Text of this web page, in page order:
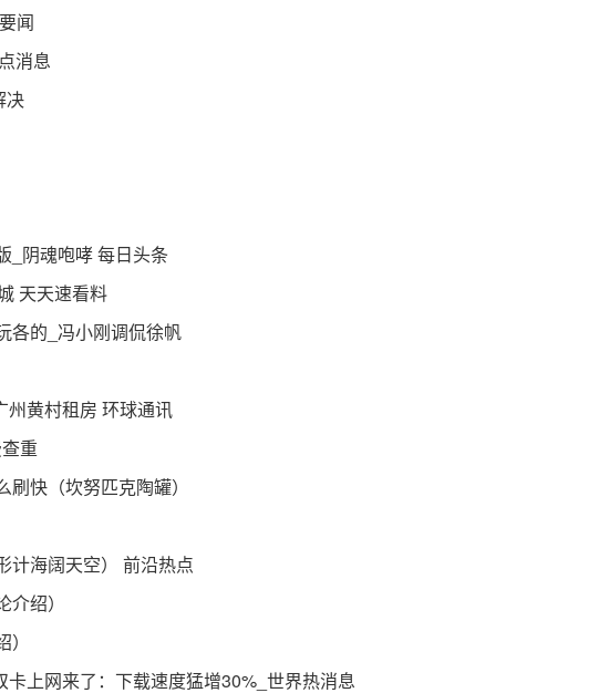
闻
消息
决
_阴魂咆哮 每日头条
天天速看料
各的_冯小刚调侃徐帆
州黄村租房 环球通讯
重
快（坎努匹克陶罐）
计海阔天空） 前沿热点
绍）
上网来了：下载速度猛增30%_世界热消息